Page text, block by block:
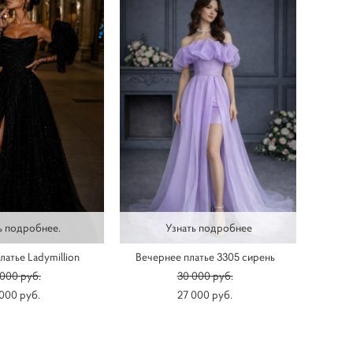
подробнее.
Ladymillion
pуб.
pуб.
Узнать подробнее
Вечернее платье 3305 сирень
30 000 pуб.
27 000 pуб.